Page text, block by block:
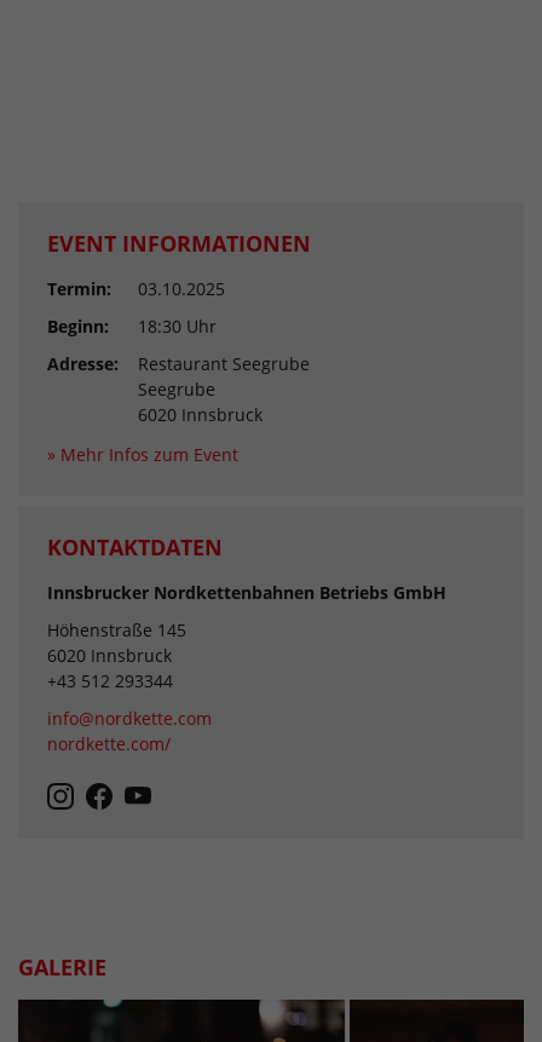
EVENT INFORMATIONEN
Termin:
03.10.2025
Beginn:
18:30 Uhr
Adresse:
Restaurant Seegrube
Seegrube
6020 Innsbruck
» Mehr Infos zum Event
KONTAKTDATEN
Innsbrucker Nordkettenbahnen Betriebs GmbH
Höhenstraße 145
6020 Innsbruck
+43 512 293344
info@nordkette.com
nordkette.com/
GALERIE